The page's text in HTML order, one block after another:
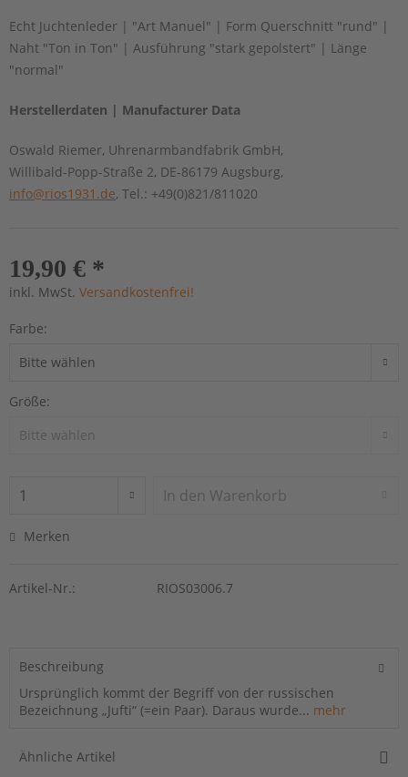
Echt Juchtenleder | "Art Manuel" | Form Querschnitt "rund" |
Naht "Ton in Ton" | Ausführung "stark gepolstert" | Länge
"normal"
Herstellerdaten | Manufacturer Data
Oswald Riemer, Uhrenarmbandfabrik GmbH,
Willibald-Popp-Straße 2, DE-86179 Augsburg,
info@rios1931.de, Tel.: +49(0)821/811020
19,90 € *
inkl. MwSt. Versandkostenfrei!
Farbe:
Größe:
In den Warenkorb
Merken
Artikel-Nr.: RIOS03006.7
Beschreibung
Ursprünglich kommt der Begriff von der russischen
Bezeichnung „Jufti“ (=ein Paar). Daraus wurde... mehr
Ähnliche Artikel